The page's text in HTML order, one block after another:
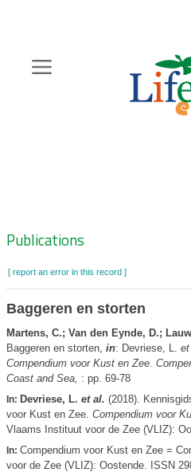
content
Zoeknavigatie
Publications
[ report an error in this record ]
Baggeren en storten
Martens, C.; Van den Eynde, D.;
Baggeren en storten, in: Devriese, L. et
Compendium voor Kust en Zee.
Coast and Sea, : pp. 69-78
In: Devriese, L. et al. (2018).
voor Kust en Zee. Compendium voor
Vlaams Instituut voor de Zee (VLIZ):
In: Compendium voor Kust en Zee =
voor de Zee (VLIZ): Oostende. ISSN